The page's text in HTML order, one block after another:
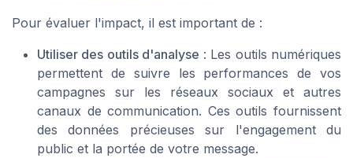
Pour évaluer l'impact, il est important de :
Utiliser des outils d'analyse : Les outils numériques
permettent de suivre les performances de vos
campagnes sur les réseaux sociaux et autres
canaux de communication. Ces outils fournissent
des données précieuses sur l'engagement du
public et la portée de votre message.